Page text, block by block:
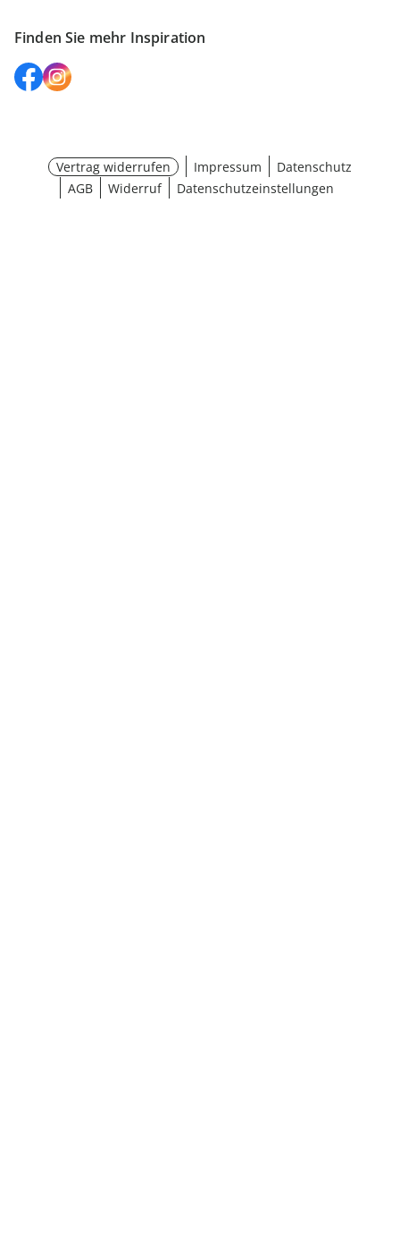
Finden Sie mehr Inspiration
Vertrag widerrufen Impressum
Datenschutz
AGB
Widerruf Datenschutzeinstellungen